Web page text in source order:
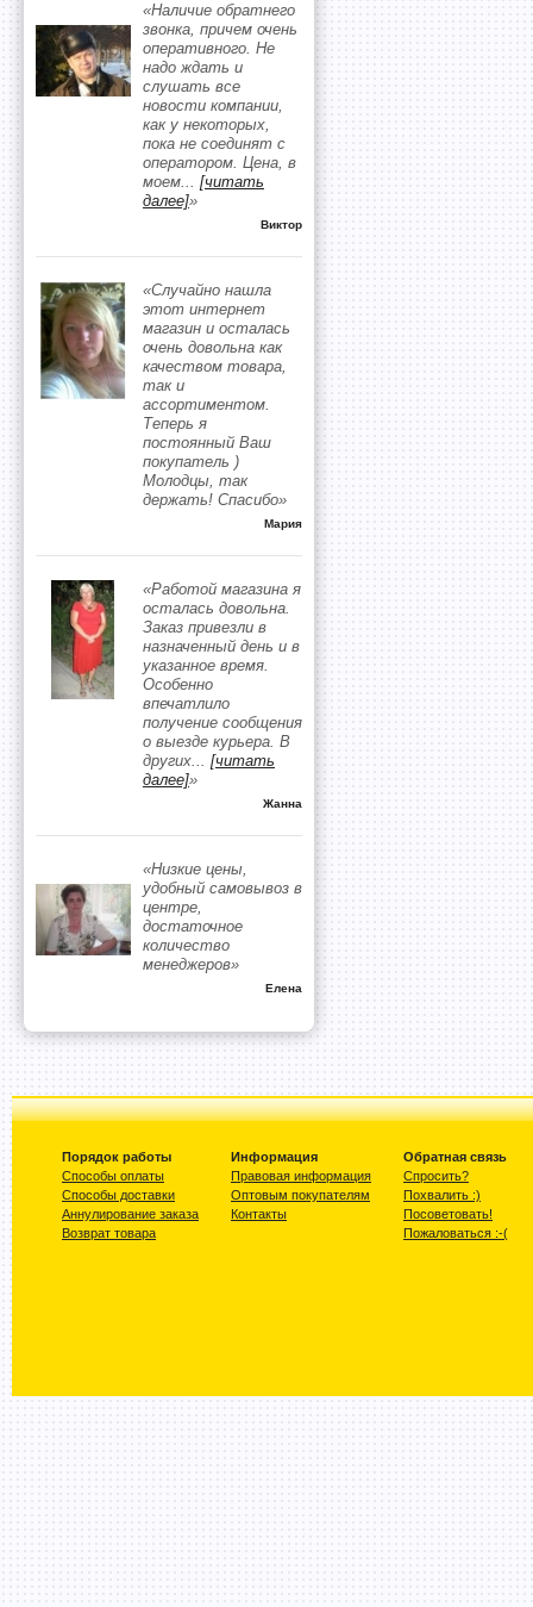
«Наличие обратнего
звонка, причем очень
оперативного. Не
надо ждать и
слушать все
новости компании,
как у некоторых,
пока не соединят с
оператором. Цена, в
моем... [читать
далее]»
Виктор
«Случайно нашла
этот интернет
магазин и осталась
очень довольна как
качеством товара,
так и
ассортиментом.
Теперь я
постоянный Ваш
покупатель )
Молодцы, так
держать! Спасибо»
Мария
«Работой магазина я
осталась довольна.
Заказ привезли в
назначенный день и в
указанное время.
Особенно
впечатлило
получение сообщения
о выезде курьера. В
других... [читать
далее]»
Жанна
«Низкие цены,
удобный самовывоз в
центре,
достаточное
количество
менеджеров»
Елена
Порядок работы
Способы оплаты
Способы доставки
Аннулирование заказа
Возврат товара
Информация
Правовая информация
Оптовым покупателям
Контакты
Обратная связь
Спросить?
Похвалить :)
Посоветовать!
Пожаловаться :-(